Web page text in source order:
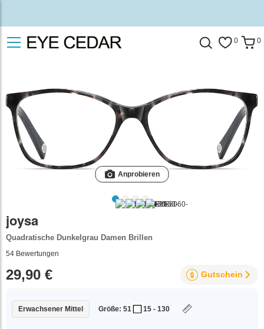
0 0
Anprobieren
joysa
Quadratische Dunkelgrau Damen Brillen
54 Bewertungen
29,90 € Gutschein
Erwachsener Mittel Größe: 51 15 - 130